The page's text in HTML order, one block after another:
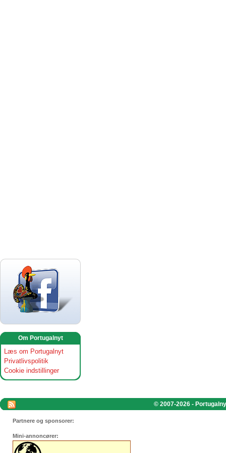
Om Portugalnyt
Læs om Portugalnyt
Privatlivspolitik
Cookie indstillinger
© 2007-2026 -
Partnere og sponsorer:
Mini-annoncører: